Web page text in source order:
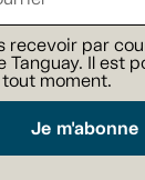
recevoir par
Tanguay. Il est
moment.
Je m'abonne